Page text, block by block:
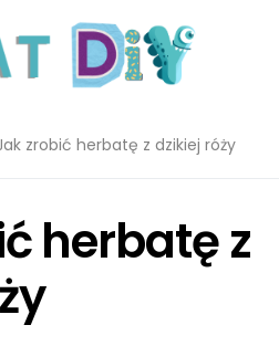
zrobić herbatę z dzikiej róży
herbatę z